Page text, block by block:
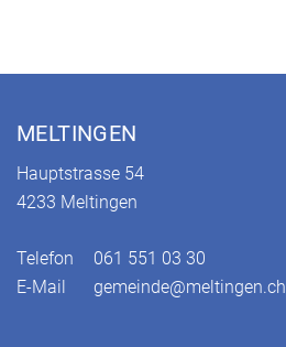
Fusszeile
MELTINGEN
Hauptstrasse 54
4233 Meltingen
Telefon
061 551 03 30
E-Mail
gemeinde@meltingen.ch